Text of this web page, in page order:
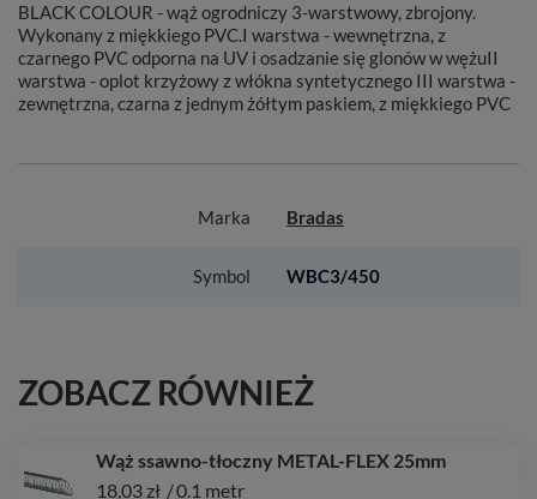
BLACK COLOUR - wąż ogrodniczy 3-warstwowy, zbrojony.
Wykonany z miękkiego PVC.I warstwa - wewnętrzna, z
czarnego PVC odporna na UV i osadzanie się glonów w wężuII
warstwa - oplot krzyżowy z włókna syntetycznego III warstwa -
zewnętrzna, czarna z jednym żółtym paskiem, z miękkiego PVC
Marka Bradas
Symbol WBC3/450
ZOBACZ RÓWNIEŻ
Wąż ssawno-tłoczny METAL-FLEX 25mm
18,03 zł /0.1 metr